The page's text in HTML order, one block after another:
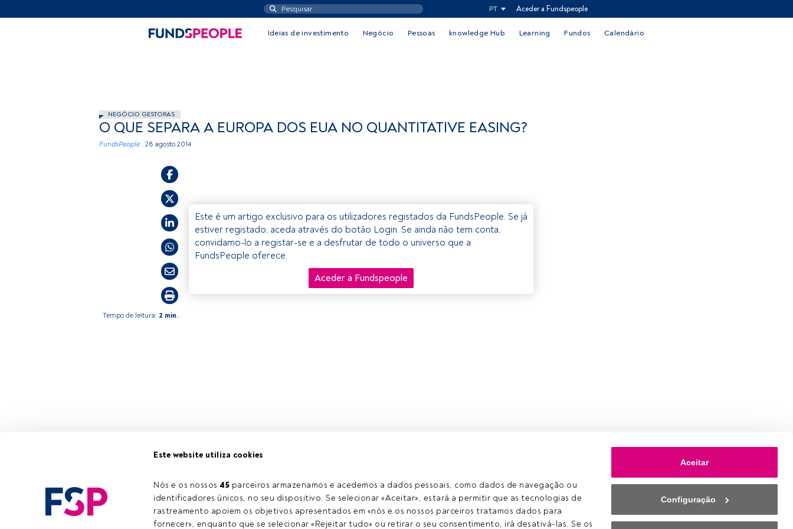
Este website utiliza cookies
Nós e os nossos 45 parceiros armazenamos e acedemos a dados pessoais, como dados de navegação ou
identificadores únicos, no seu dispositivo. Se selecionar «Aceitar», estará a permitir que as tecnologias de
rastreamento apoiem os objetivos apresentados em «nós e os nossos parceiros tratamos dados para
fornecer», enquanto que se selecionar «Rejeitar tudo» ou retirar o seu consentimento, irá desativá-las. Se os
Aceitar
Configuração
PT Aceder a Fundspeople
Ideias de investimento Negócio Pessoas knowledge Hub Learning Fundos Calendário
NEGÓCIO GESTORAS
O QUE SEPARA A EUROPA DOS EUA NO QUANTITATIVE EASING?
FundsPeople . 28 agosto 2014
Tempo de leitura: 2 min.
Este é um artigo exclusivo para os utilizadores registados da FundsPeople. Se já
estiver registado, aceda através do botão Login. Se ainda não tem conta,
convidamo-lo a registar-se e a desfrutar de todo o universo que a
FundsPeople oferece.
Aceder a Fundspeople